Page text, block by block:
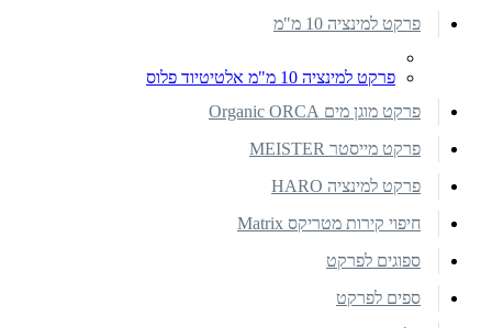
פרקט למינציה 10 מ"מ
פרקט למינציה 10 מ"מ אלטיטיוד פלוס
פרקט מוגן מים Organic ORCA
פרקט מייסטר MEISTER
פרקט למינציה HARO
חיפוי קירות מטריקס Matrix
ספוגים לפרקט
ספים לפרקט